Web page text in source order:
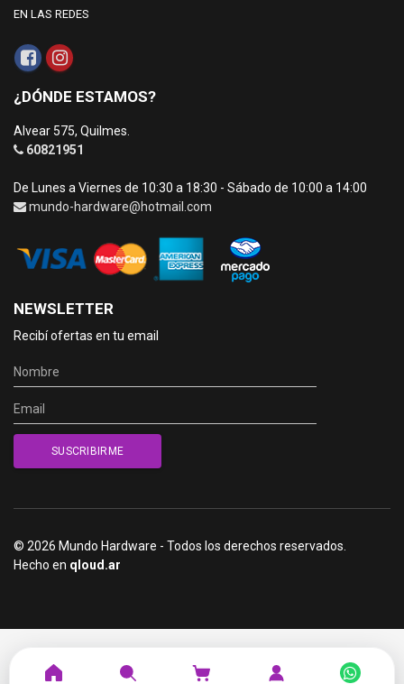
EN LAS REDES
¿DÓNDE ESTAMOS?
Alvear 575, Quilmes.
60821951
De Lunes a Viernes de 10:30 a 18:30 - Sábado de 10:00 a 14:00
mundo-hardware@hotmail.com
NEWSLETTER
Recibí ofertas en tu email
© 2026 Mundo Hardware - Todos los derechos reservados.
Hecho en qloud.ar